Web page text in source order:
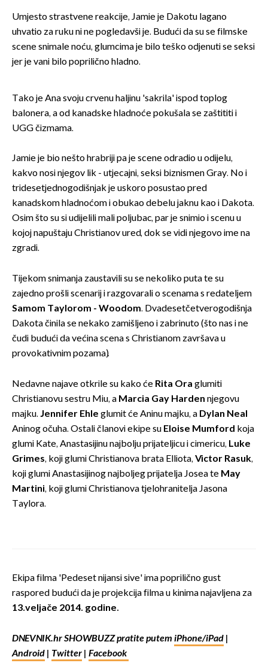
Umjesto strastvene reakcije, Jamie je Dakotu lagano
uhvatio za ruku ni ne pogledavši je. Budući da su se filmske
scene snimale noću, glumcima je bilo teško odjenuti se seksi
jer je vani bilo poprilično hladno.
Tako je Ana svoju crvenu haljinu 'sakrila' ispod toplog
balonera, a od kanadske hladnoće pokušala se zaštititi i
UGG čizmama.
Jamie je bio nešto hrabriji pa je scene odradio u odijelu,
kakvo nosi njegov lik - utjecajni, seksi biznismen Gray. No i
tridesetjednogodišnjak je uskoro posustao pred
kanadskom hladnoćom i obukao debelu jaknu kao i Dakota.
Osim što su si udijelili mali poljubac, par je snimio i scenu u
kojoj napuštaju Christianov ured, dok se vidi njegovo ime na
zgradi.
Tijekom snimanja zaustavili su se nekoliko puta te su
zajedno prošli scenarij i razgovarali o scenama s redateljem
Samom Taylorom - Woodom. Dvadesetčetverogodišnja
Dakota činila se nekako zamišljeno i zabrinuto (što nas i ne
čudi budući da većina scena s Christianom završava u
provokativnim pozama).
Nedavne najave otkrile su kako će Rita Ora glumiti
Christianovu sestru Miu, a Marcia Gay Harden njegovu
majku. Jennifer Ehle glumit će Aninu majku, a Dylan Neal
Aninog očuha. Ostali članovi ekipe su Eloise Mumford koja
glumi Kate, Anastasijinu najbolju prijateljicu i cimericu, Luke
Grimes, koji glumi Christianova brata Elliota,Victor Rasuk,
koji glumi Anastasijinog najboljeg prijatelja Josea te May
Martini, koji glumi Christianova tjelohranitelja Jasona
Taylora.
Ekipa filma 'Pedeset nijansi sive' ima poprilično gust
raspored budući da je projekcija filma u kinima najavljena za
13.veljače 2014. godine.
DNEVNIK.hr SHOWBUZZ pratite putem iPhone/iPad |
Android | Twitter | Facebook